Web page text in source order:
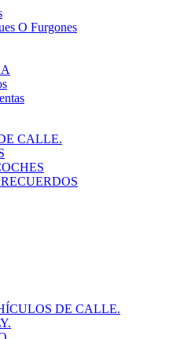
O Furgones
CALLE.
DE CALLE.